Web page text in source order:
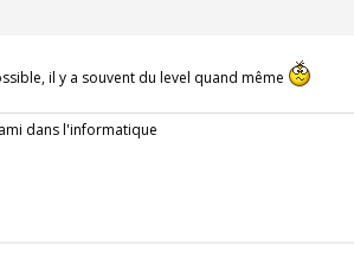
il y a souvent du level quand même
dans l'informatique